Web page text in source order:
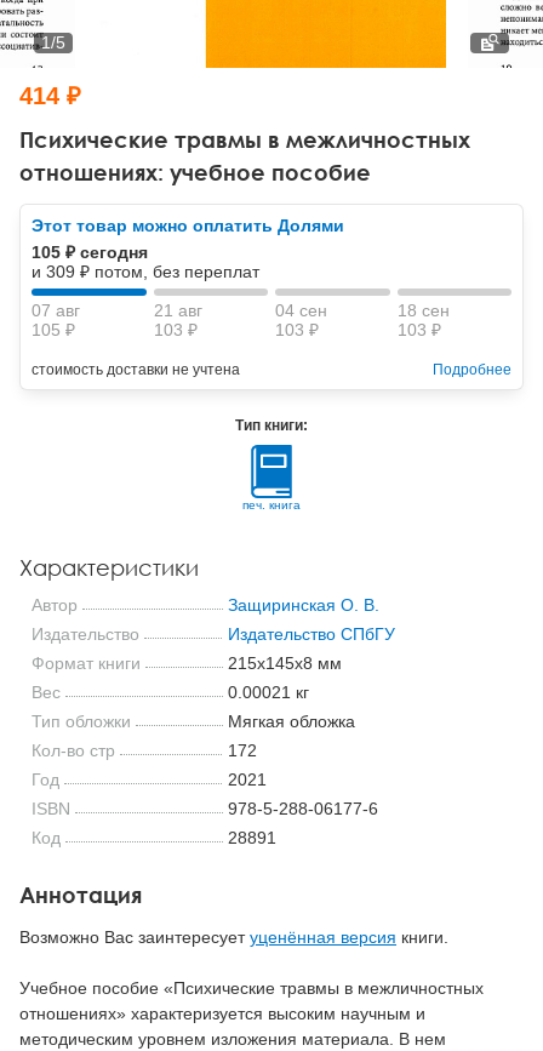
Тревожные расстройства, панические атаки
Психодрама
Другие направления психотерапии
Классический, эриксоновский гипноз и НЛП
НЛП
Психология труда и эргономика
Социальная психология
Социальная и организационная психология
Классический и юнгианский психоанализ
Психические травмы в межличностных
отношениях: учебное пособие
1/5
414 ₽
Этот товар можно оплатить Долями
105 ₽ сегодня
и 309 ₽ потом, без переплат
07 авг
105 ₽
21 авг
103 ₽
04 сен
103 ₽
18 сен
103 ₽
стоимость доставки не учтена Подробнее
Тип книги:
печ. книга
Характеристики
Автор
Защиринская О. В.
Издательство
Издательство СПбГУ
Формат книги
215x145x8 мм
Вес
0.00021 кг
Тип обложки
Мягкая обложка
Кол-во стр
172
Год
2021
ISBN
978-5-288-06177-6
Код
28891
Аннотация
Возможно Вас заинтересуетуценённая версия книги.
Учебное пособие «Психические травмы в межличностных
отношениях» характеризуется высоким научным и
методическим уровнем изложения материала. В нем